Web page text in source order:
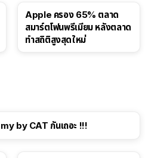
Apple ครอง 65% ตลาด
สมาร์ตโฟนพรีเมียม หลังตลาด
ทำสถิติสูงสุดใหม่
my by CAT กันเถอะ !!!